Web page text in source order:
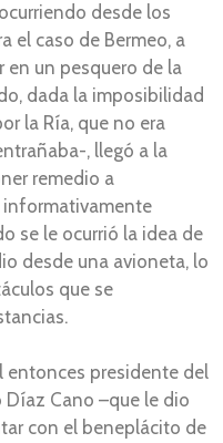
desde los
el caso de Bermeo, a
en un pesquero de la
dada la imposibilidad
la Ría, que no era
, llegó a la
remedio a
informativamente
se le ocurrió la idea de
desde una avioneta, lo
que se
entonces presidente del
Díaz Cano –que le dio
con el beneplácito de